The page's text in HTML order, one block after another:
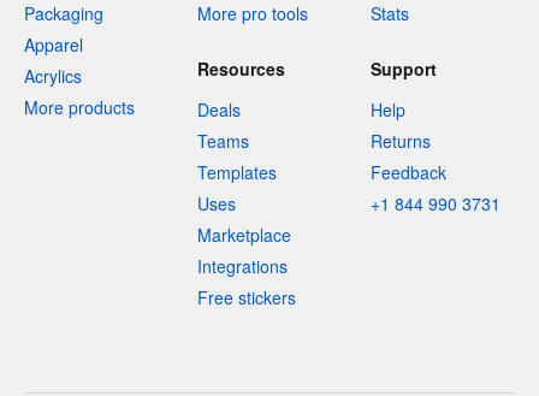
Packaging
Apparel
Acrylics
More products
More pro tools
Stats
Resources
Deals
Teams
Templates
Uses
Marketplace
Integrations
Free stickers
Support
Help
Returns
Feedback
+1 844 990 3731